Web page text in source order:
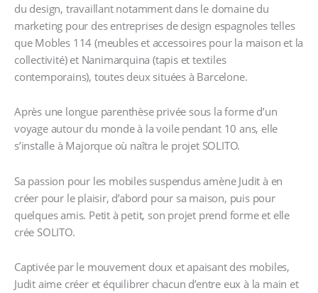
du design, travaillant notamment dans le domaine du
marketing pour des entreprises de design espagnoles telles
que Mobles 114 (meubles et accessoires pour la maison et la
collectivité) et Nanimarquina (tapis et textiles
contemporains), toutes deux situées à Barcelone.
Après une longue parenthèse privée sous la forme d’un
voyage autour du monde à la voile pendant 10 ans, elle
s’installe à Majorque où naîtra le projet SOLITO.
Sa passion pour les mobiles suspendus amène Judit à en
créer pour le plaisir, d’abord pour sa maison, puis pour
quelques amis. Petit à petit, son projet prend forme et elle
crée SOLITO.
Captivée par le mouvement doux et apaisant des mobiles,
Judit aime créer et équilibrer chacun d’entre eux à la main et